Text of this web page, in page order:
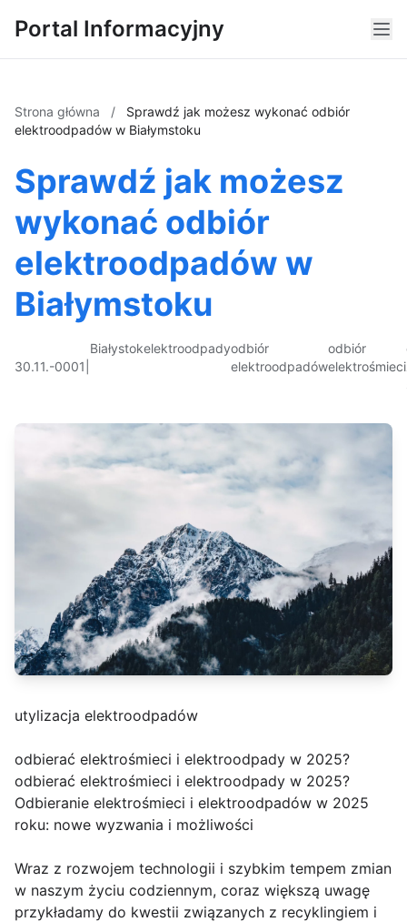
Portal Informacyjny
Strona główna /
Sprawdź jak możesz wykonać odbiór
elektroodpadów w Białymstoku
Sprawdź jak możesz
wykonać odbiór
elektroodpadów w
Białymstoku
30.11.-0001
Białystokelektroodpadyodbiór
elektroodpadów
odbiór
elektrośmieci
utylizacja elektroodpadów
odbierać elektrośmieci i elektroodpady w 2025?
odbierać elektrośmieci i elektroodpady w 2025?
Odbieranie elektrośmieci i elektroodpadów w 2025
roku: nowe wyzwania i możliwości
Wraz z rozwojem technologii i szybkim tempem zmian
w naszym życiu codziennym, coraz większą uwagę
przykładamy do kwestii związanych z recyklingiem i